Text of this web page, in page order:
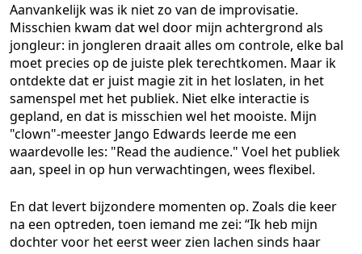
Aanvankelijk was ik niet zo van de improvisatie.
Misschien kwam dat wel door mijn achtergrond als
jongleur: in jongleren draait alles om controle, elke bal
moet precies op de juiste plek terechtkomen. Maar ik
ontdekte dat er juist magie zit in het loslaten, in het
samenspel met het publiek. Niet elke interactie is
gepland, en dat is misschien wel het mooiste. Mijn
"clown"-meester Jango Edwards leerde me een
waardevolle les: "Read the audience." Voel het publiek
aan, speel in op hun verwachtingen, wees flexibel.
En dat levert bijzondere momenten op. Zoals die keer
na een optreden, toen iemand me zei: “Ik heb mijn
dochter voor het eerst weer zien lachen sinds haar